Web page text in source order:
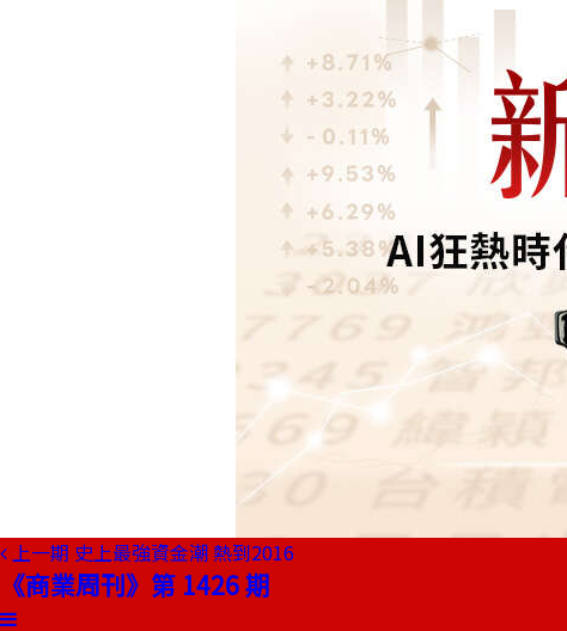
上一期 史上最強資金潮 熱到2016
《商業周刊》第 1426 期